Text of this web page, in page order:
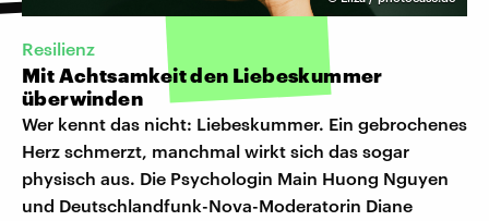
Resilienz
Mit Achtsamkeit den Liebeskummer
überwinden
Wer kennt das nicht: Liebeskummer. Ein gebrochenes
Herz schmerzt, manchmal wirkt sich das sogar
physisch aus. Die Psychologin Main Huong Nguyen
und Deutschlandfunk-Nova-Moderatorin Diane